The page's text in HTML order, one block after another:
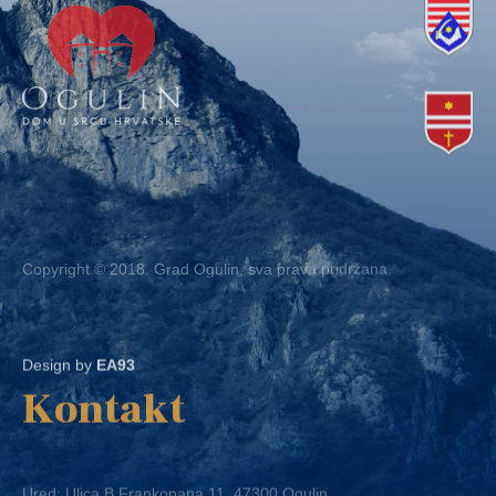
Copyright © 2018. Grad Ogulin, sva prava pridržana.
Design byEA93
Kontakt
Ured: Ulica B.Frankopana 11, 47300 Ogulin